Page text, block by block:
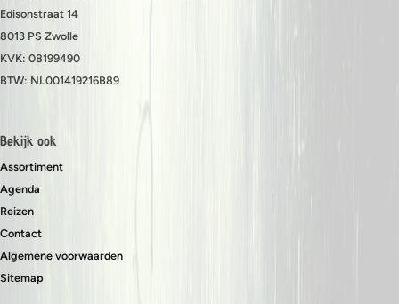
Edisonstraat 14
8013 PS Zwolle
KVK: 08199490
BTW: NL001419216B89
Bekijk ook
Assortiment
Agenda
Reizen
Contact
Algemene voorwaarden
Sitemap